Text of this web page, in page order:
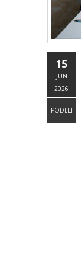
15
JUN
2026
PODELI